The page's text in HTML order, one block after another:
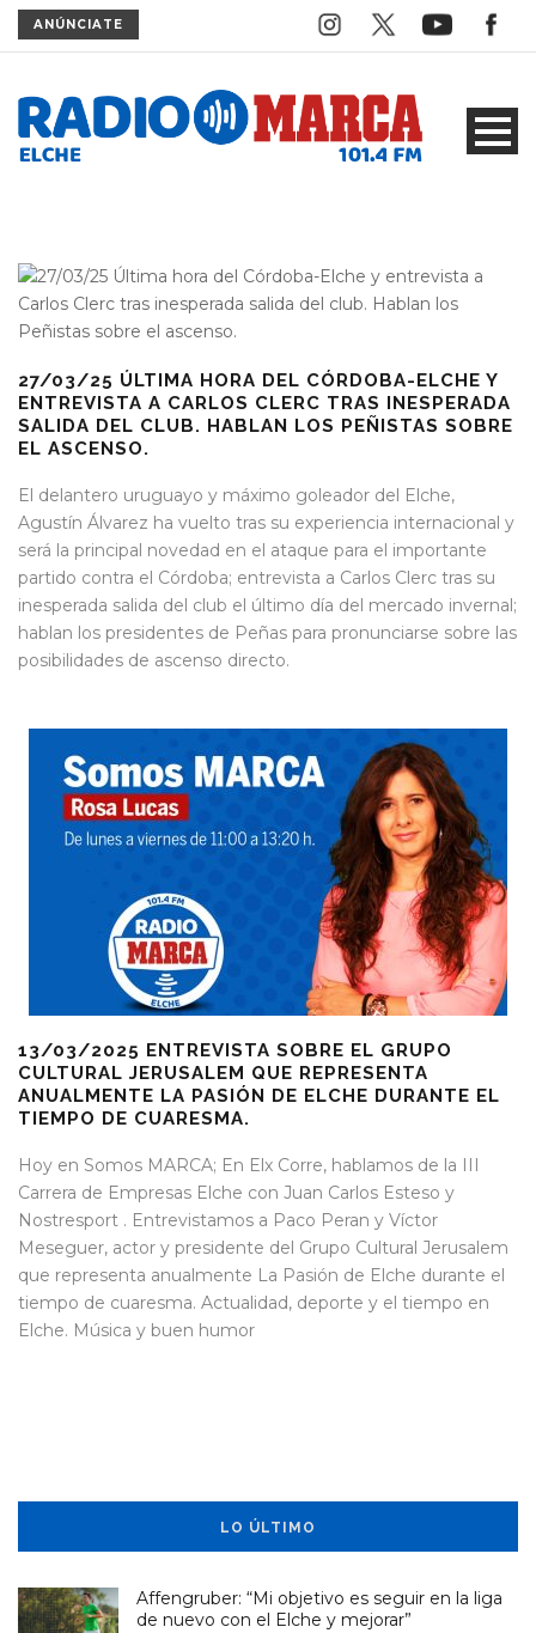
ANÚNCIATE
27/03/25 ÚLTIMA HORA DEL CÓRDOBA-ELCHE Y
ENTREVISTA A CARLOS CLERC TRAS INESPERADA
SALIDA DEL CLUB. HABLAN LOS PEÑISTAS SOBRE
EL ASCENSO.
El delantero uruguayo y máximo goleador del Elche,
Agustín Álvarez ha vuelto tras su experiencia internacional y
será la principal novedad en el ataque para el importante
partido contra el Córdoba; entrevista a Carlos Clerc tras su
inesperada salida del club el último día del mercado invernal;
hablan los presidentes de Peñas para pronunciarse sobre las
posibilidades de ascenso directo.
13/03/2025 ENTREVISTA SOBRE EL GRUPO
CULTURAL JERUSALEM QUE REPRESENTA
ANUALMENTE LA PASIÓN DE ELCHE DURANTE EL
TIEMPO DE CUARESMA.
Hoy en Somos MARCA; En Elx Corre, hablamos de la III
Carrera de Empresas Elche con Juan Carlos Esteso y
Nostresport . Entrevistamos a Paco Peran y Víctor
Meseguer, actor y presidente del Grupo Cultural Jerusalem
que representa anualmente La Pasión de Elche durante el
tiempo de cuaresma. Actualidad, deporte y el tiempo en
Elche. Música y buen humor
LO ÚLTIMO
Affengruber: “Mi objetivo es seguir en la liga
de nuevo con el Elche y mejorar”